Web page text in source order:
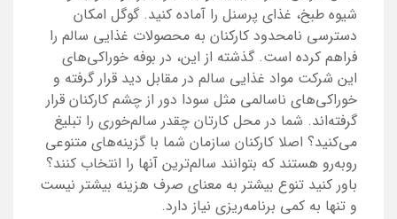
شیوه طبخ، غذای پرسنل را آماده کنید. گوگل امکان
دسترسی نامحدود کارکنان به محصولات غذایی سالم را
فراهم کرده است. گذشته از این، در بوفه خوراکی‌های
این شرکت مواد غذایی سالم در مقابل دید قرار گرفته و
خوراکی‌های ناسالمی مثل سودا دور از چشم کارکنان قرار
گرفته‌اند. شما در محل کارتان چقدر سالم‌خوری را تبلیغ
می‌کنید؟ اصلا کارکنان سازمان شما با گزینه‌های متنوعی
روبه‌رو هستند که بتوانند سالم‌ترین آنها را انتخاب کنند؟
باور کنید تنوع بیشتر به معنای صرف هزینه بیشتر نیست
و تنها به کمی برنامه‌ریزی نیاز دارد.